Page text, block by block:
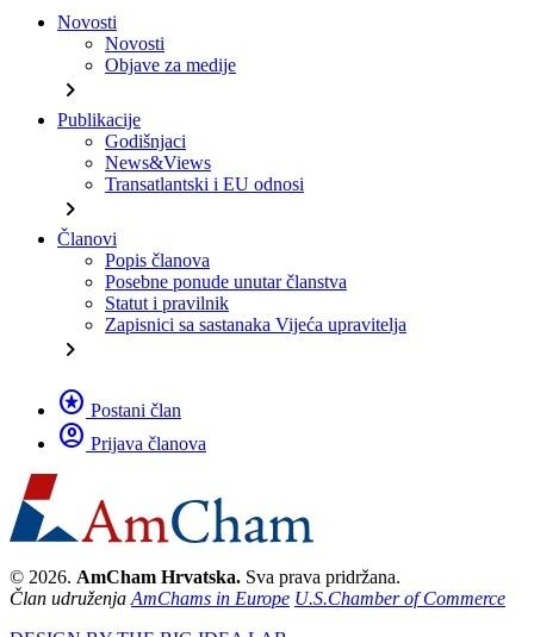
Novosti
Novosti
Objave za medije
chevron_right
Publikacije
Godišnjaci
News&Views
Transatlantski i EU odnosi
chevron_right
Članovi
Popis članova
Posebne ponude unutar članstva
Statut i pravilnik
Zapisnici sa sastanaka Vijeća upravitelja
chevron_right
stars Postani član
account_circle Prijava članova
© 2026. AmCham Hrvatska. Sva prava pridržana.
Član udruženja AmChams in Europe U.S.Chamber of Commerce